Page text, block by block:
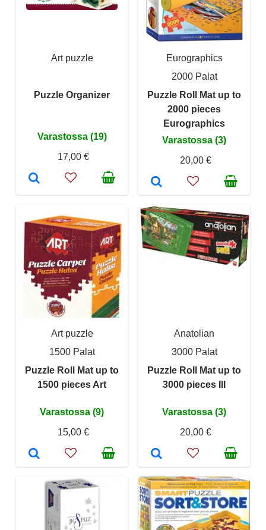
Art puzzle
Puzzle Organizer
Varastossa (19)
17,00 €
Eurographics
2000 Palat
Puzzle Roll Mat up to
2000 pieces
Eurographics
Varastossa (3)
20,00 €
Art puzzle
1500 Palat
Puzzle Roll Mat up to
1500 pieces Art
Varastossa (9)
15,00 €
Anatolian
3000 Palat
Puzzle Roll Mat up to
3000 pieces III
Varastossa (3)
20,00 €